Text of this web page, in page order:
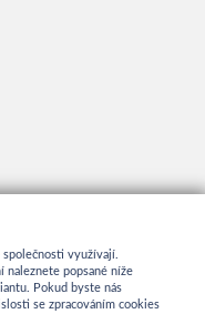
využívají.
naleznete popsané níže
Pokud byste nás
se zpracováním cookies